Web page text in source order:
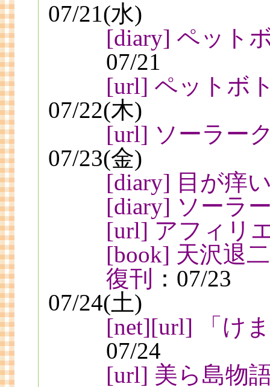
07/21(水)
[diary] ペット
07/21
[url] ペットボ
07/22(木)
[url] ソーラー
07/23(金)
[diary] 目が痒
[diary] ソーラ
[url] アフィリ
[book] 天沢退
復刊
：07/23
07/24(土)
[net][url] 「け
07/24
[url] 美ら島物